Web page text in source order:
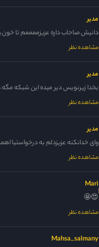
مدیر
دانیش صاحاب داره عزیزممممم تا خون
مشاهده نظر
مدیر
بخدا زیرنویس دیر میده این شبکه مگه
مشاهده نظر
مدیر
وای خدانکنه عزیزدلم به درخواستیا
مشاهده نظر
Mari
😍🤩
مشاهده نظر
Mahsa_salmany